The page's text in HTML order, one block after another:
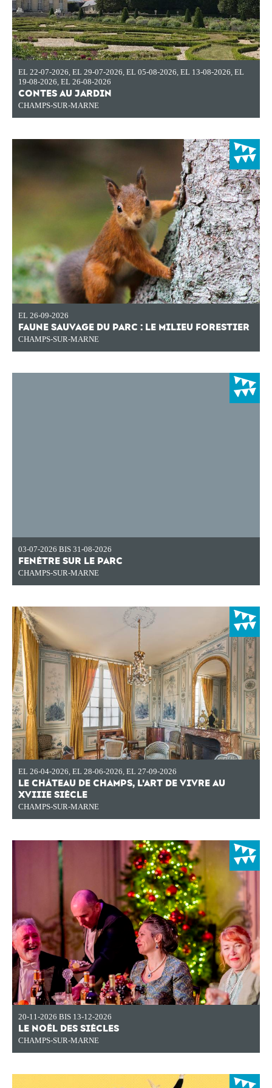
EL 22-07-2026 EL 29-07-2026 EL 05-08-2026 EL 13-08-2026 EL
19-08-2026 EL 26-08-2026
CONTES AU JARDIN
CHAMPS-SUR-MARNE
EL 26-09-2026
FAUNE SAUVAGE DU PARC : LE MILIEU FORESTIER
CHAMPS-SUR-MARNE
03-07-2026 BIS 31-08-2026
FENÊTRE SUR LE PARC
CHAMPS-SUR-MARNE
EL 26-04-2026 EL 28-06-2026 EL 27-09-2026
LE CHÂTEAU DE CHAMPS, L'ART DE VIVRE AU
XVIIIE SIÈCLE
CHAMPS-SUR-MARNE
20-11-2026 BIS 13-12-2026
LE NOËL DES SIÈCLES
CHAMPS-SUR-MARNE